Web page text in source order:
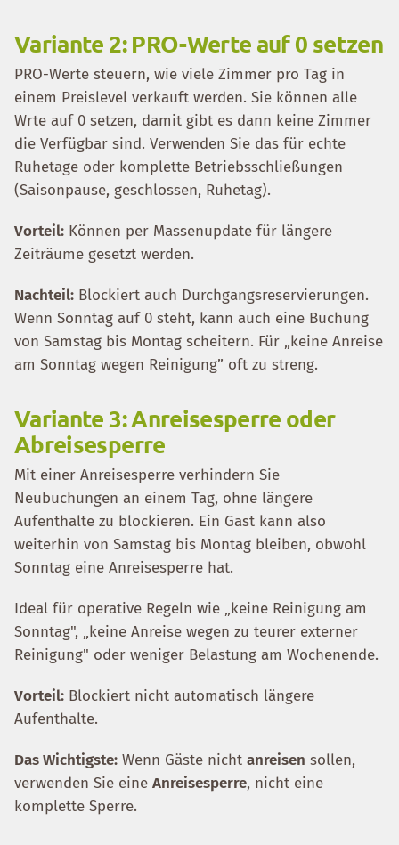
Variante 2: PRO-Werte auf 0 setzen
PRO-Werte steuern, wie viele Zimmer pro Tag in
einem Preislevel verkauft werden. Sie können alle
Wrte auf 0 setzen, damit gibt es dann keine Zimmer
die Verfügbar sind. Verwenden Sie das für echte
Ruhetage oder komplette Betriebsschließungen
(Saisonpause, geschlossen, Ruhetag).
Vorteil: Können per Massenupdate für längere
Zeiträume gesetzt werden.
Nachteil: Blockiert auch Durchgangsreservierungen.
Wenn Sonntag auf 0 steht, kann auch eine Buchung
von Samstag bis Montag scheitern. Für „keine Anreise
am Sonntag wegen Reinigung” oft zu streng.
Variante 3: Anreisesperre oder
Abreisesperre
Mit einer Anreisesperre verhindern Sie
Neubuchungen an einem Tag, ohne längere
Aufenthalte zu blockieren. Ein Gast kann also
weiterhin von Samstag bis Montag bleiben, obwohl
Sonntag eine Anreisesperre hat.
Ideal für operative Regeln wie „keine Reinigung am
Sonntag", „keine Anreise wegen zu teurer externer
Reinigung" oder weniger Belastung am Wochenende.
Vorteil: Blockiert nicht automatisch längere
Aufenthalte.
Das Wichtigste: Wenn Gäste nicht anreisen sollen,
verwenden Sie eine Anreisesperre, nicht eine
komplette Sperre.